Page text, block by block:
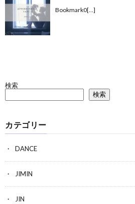
Bookmark0[…]
検索
検索
カテゴリー
DANCE
JIMIN
JIN